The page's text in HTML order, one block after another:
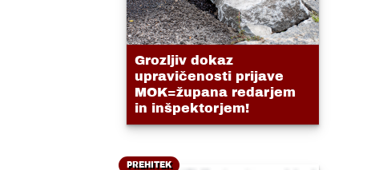
Grozljiv dokaz
upravičenosti prijave
MOK=župana redarjem
in inšpektorjem!
PREHITEK